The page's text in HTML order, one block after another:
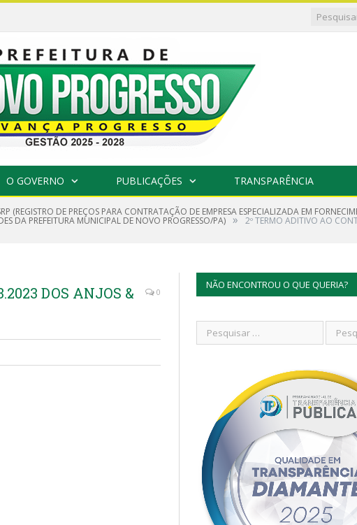
O GOVERNO PUBLICAÇÕES TRANSPARÊNCIA
(REGISTRO DE PREÇOS PARA CONTRATAÇÃO DE EMPRESA ESPECIALIZADA EM
DA PREFEITURA MUNICIPAL DE NOVO PROGRESSO/PA) » 2º TERMO ADITIVO AO
DOS ANJOS &
0
NÃO ENCONTROU O QUE QUERIA?